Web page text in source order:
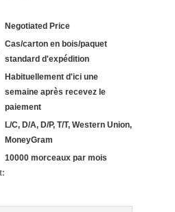
Negotiated Price
Cas/carton en bois/paquet
standard d'expédition
Habituellement d'ici une
semaine après recevez le
paiement
L/C, D/A, D/P, T/T, Western Union,
MoneyGram
10000 morceaux par mois